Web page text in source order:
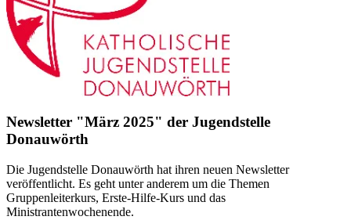
Newsletter "März 2025" der Jugendstelle
Donauwörth
Die Jugendstelle Donauwörth hat ihren neuen Newsletter
veröffentlicht. Es geht unter anderem um die Themen
Gruppenleiterkurs, Erste-Hilfe-Kurs und das
Ministrantenwochenende.